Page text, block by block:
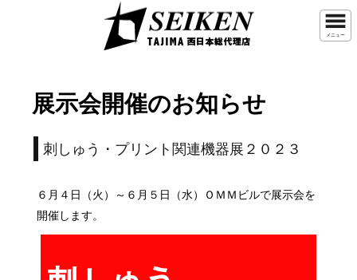
メニュー
展示会開催のお知らせ
刺しゅう・プリント関連機器展２０２３
６月４日（火）～６月５日（水）ＯＭＭビルで展示会を
開催します。